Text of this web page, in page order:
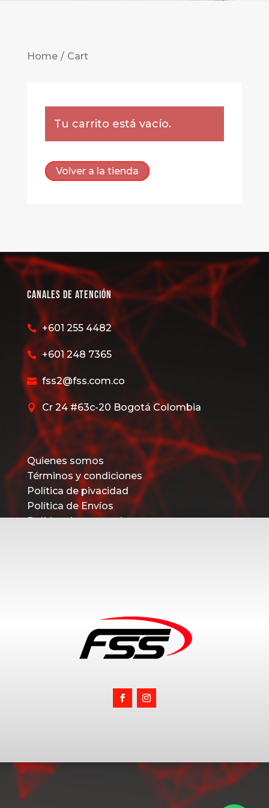
Home Cart
Tu carrito está vacío.
Volver a la tienda
Canales de Atención
 +601 255 4482
 +601 248 7365
 fss2@fss.com.co
 Cr 24 #63c-20 Bogotá Colombia
Quienes somos
Términos y condiciones
Política de pivacidad
Política de Envíos
Política de promociones